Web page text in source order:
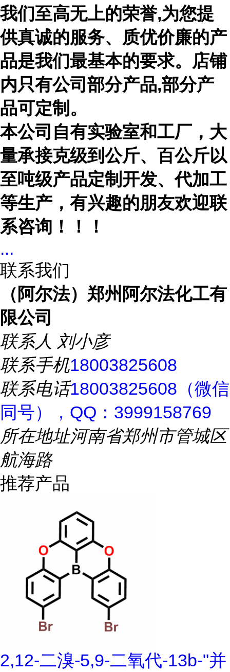
我们至高无上的荣誉,为您提
供真诚的服务、质优价廉的产
品是我们最基本的要求。店铺
内只有公司部分产品,部分产
品可定制。
本公司自有实验室和工厂，大
量承接克级到公斤、百公斤以
至吨级产品定制开发、代加工
等生产，有兴趣的朋友欢迎联
系咨询！！！
...
联系我们
（阿尔法）郑州阿尔法化工有
限公司
联系人 刘小彦
联系手机18003825608
联系电话18003825608（微信
同号），QQ：3999158769
所在地址河南省郑州市管城区
航海路
推荐产品
2,12-二溴-5,9-二氧代-13b-"并